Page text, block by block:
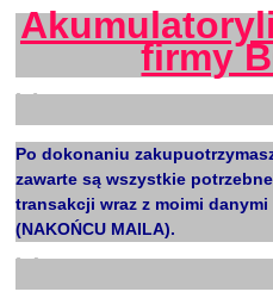
firmy
X
Po dokonaniu
zawarte są wszystkie
transakcji wraz z moimi
(NAKOŃCU MAILA).
X